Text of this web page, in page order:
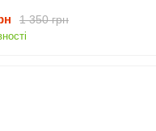
1 350 грн